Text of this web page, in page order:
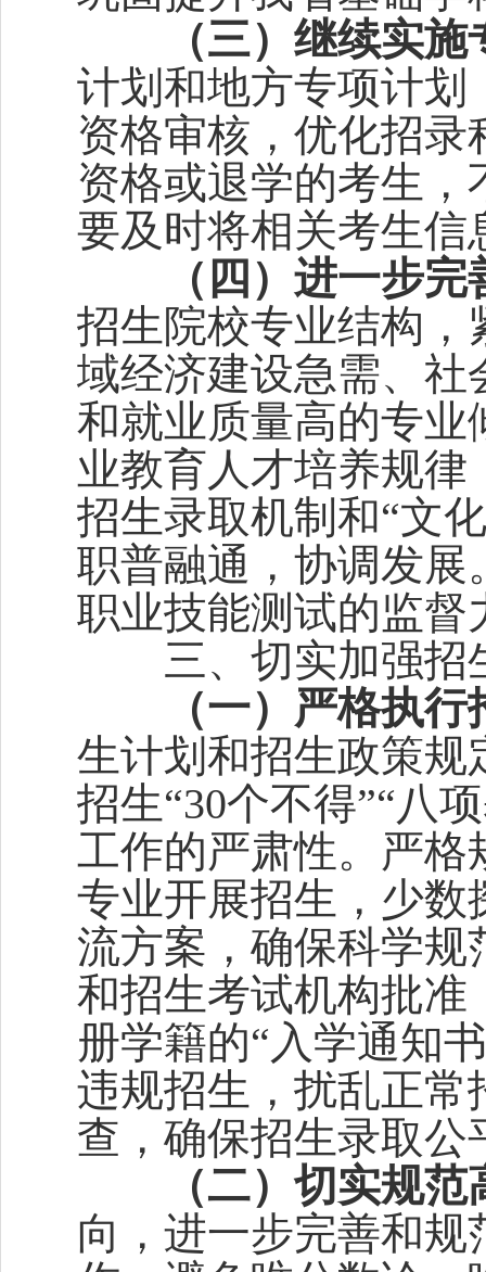
（三）继续实
计划和地方专项计划
资格审核，优化招
资格或退学的考生
要及时将相关考生信
（ 四）进一步
招生院校专业结构，
域经济建设急需、社
和就业质量高的专业
业教育人才培养规
招生录取机制和“文
职普融通，协调发展
职业技能测试的监督
三、切实加强招
（一）严格执
生计划和招生政策规
招生“30个不得”“八
工作的严肃性。严格
专业开展招生，少数
流方案，确保科学规
和招生考试机构批准
册学籍的“入学通知
违规招生，扰乱正常
查，确保招生录取公
（二）切实规
向，进一步完善和